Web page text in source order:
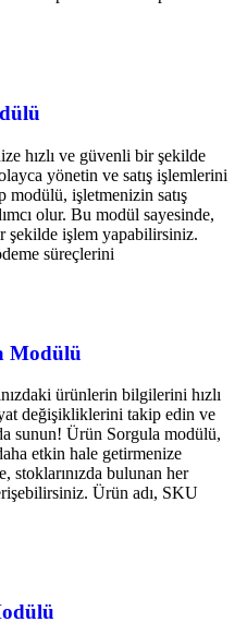
hızlı ve güvenli bir şekilde
yönetin ve satış işlemlerini
modülü, işletmenizin satış
olur. Bu modül sayesinde,
şekilde işlem yapabilirsiniz.
süreçlerini
Modülü
ürünlerin bilgilerini hızlı
değişikliklerini takip edin ve
sunun! Ürün Sorgula modülü,
etkin hale getirmenize
stoklarınızda bulunan her
Ürün adı, SKU